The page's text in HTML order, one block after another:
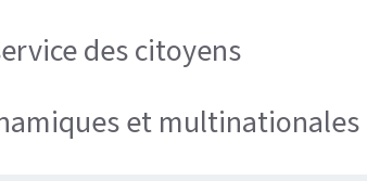
des citoyens
et multinationales